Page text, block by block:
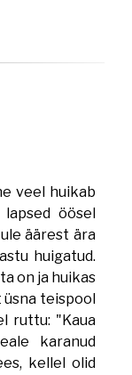
veel huikab
öösel
äärest ära
huigatud.
on ja huikas
üsna teispool
ruttu: "Kaua
karanud
kellel olid